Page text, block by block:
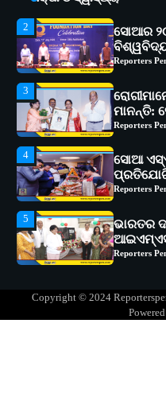
3
ମାନନ୍ତି:
Reporters
4
ସୋଆ
Reporters
5
ଭାରତର
Reporters
1
ସୋଆ
୧୧ଟି
Reporters
Reporters
Copyright © 2024